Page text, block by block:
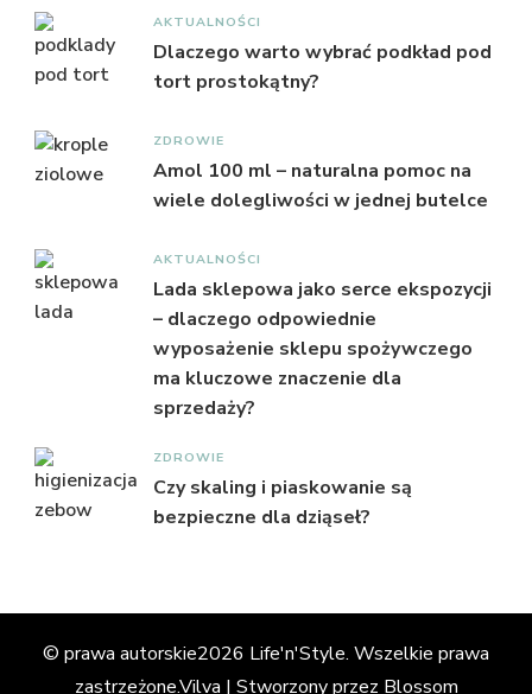
AKTUALNOŚCI
Dlaczego warto wybrać podkład pod
tort prostokątny?
ZDROWIE
Amol 100 ml – naturalna pomoc na
wiele dolegliwości w jednej butelce
AKTUALNOŚCI
Lada sklepowa jako serce ekspozycji
– dlaczego odpowiednie
wyposażenie sklepu spożywczego
ma kluczowe znaczenie dla
sprzedaży?
ZDROWIE
Czy skaling i piaskowanie są
bezpieczne dla dziąseł?
© prawa autorskie2026 Life'n'Style. Wszelkie prawa
zastrzeżone.Vilva | Stworzony przez Blossom